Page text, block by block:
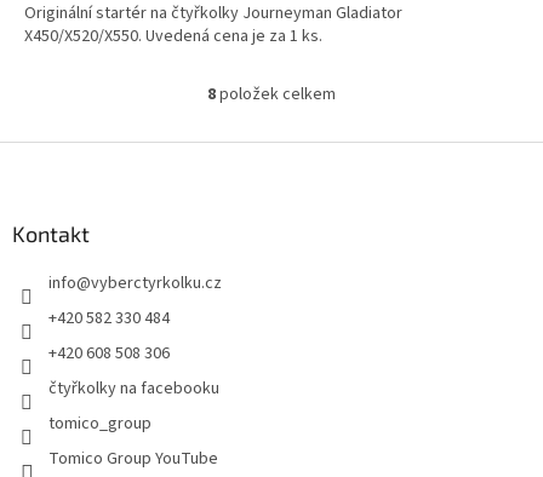
Originální startér na čtyřkolky Journeyman Gladiator
X450/X520/X550. Uvedená cena je za 1 ks.
O
l
8položek celkem
Kontakt
info@vyberctyrkolku.cz
+420 582 330 484
+420 608 508 306
čtyřkolky na facebooku
tomico_group
Tomico Group YouTube